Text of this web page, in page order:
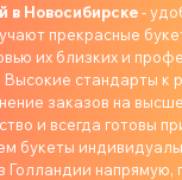
в Новосибирске-
прекрасные
их близких и
стандарты к
заказов на
и всегда готовы
букеты
Голландии напрямую,